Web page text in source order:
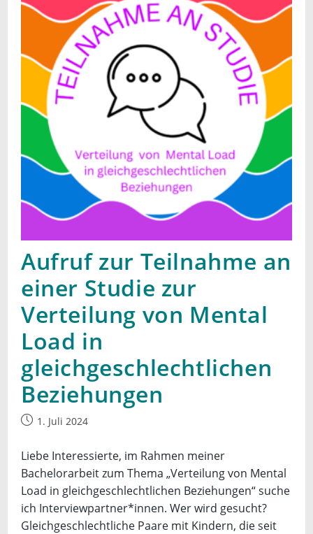
Aufruf zur Teilnahme an
einer Studie zur
Verteilung von Mental
Load in
gleichgeschlechtlichen
Beziehungen
Beitrag1. Juli 2024
Liebe Interessierte, im Rahmen meiner
Bachelorarbeit zum Thema „Verteilung von Mental
Load in gleichgeschlechtlichen Beziehungen“ suche
ich Interviewpartner*innen. Wer wird gesucht?
Gleichgeschlechtliche Paare mit Kindern, die seit